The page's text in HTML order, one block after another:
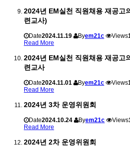
2024년 EM실천 직원채용 재공고
련교사)
Date2024.11.19 Byem21c Views
Read More
2024년 EM실천 직원채용 재공고
련교사
Date2024.11.01 Byem21c Views
Read More
2024년 3차 운영위원회
Date2024.10.24 Byem21c Views
Read More
2024년 2차 운영위원회